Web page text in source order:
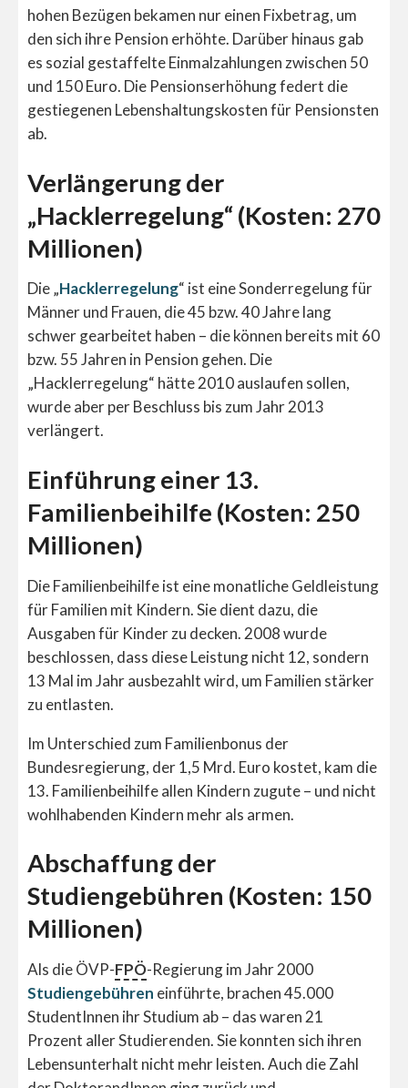
hohen Bezügen bekamen nur einen Fixbetrag, um
den sich ihre Pension erhöhte. Darüber hinaus gab
es sozial gestaffelte Einmalzahlungen zwischen 50
und 150 Euro. Die Pensionserhöhung federt die
gestiegenen Lebenshaltungskosten für Pensionsten
ab.
Verlängerung der
„Hacklerregelung“ (Kosten: 270
Millionen)
Die „Hacklerregelung“ ist eine Sonderregelung für
Männer und Frauen, die 45 bzw. 40 Jahre lang
schwer gearbeitet haben – die können bereits mit 60
bzw. 55 Jahren in Pension gehen. Die
„Hacklerregelung“ hätte 2010 auslaufen sollen,
wurde aber per Beschluss bis zum Jahr 2013
verlängert.
Einführung einer 13.
Familienbeihilfe (Kosten: 250
Millionen)
Die Familienbeihilfe ist eine monatliche Geldleistung
für Familien mit Kindern. Sie dient dazu, die
Ausgaben für Kinder zu decken. 2008 wurde
beschlossen, dass diese Leistung nicht 12, sondern
13 Mal im Jahr ausbezahlt wird, um Familien stärker
zu entlasten.
Im Unterschied zum Familienbonus der
Bundesregierung, der 1,5 Mrd. Euro kostet, kam die
13. Familienbeihilfe allen Kindern zugute – und nicht
wohlhabenden Kindern mehr als armen.
Abschaffung der
Studiengebühren (Kosten: 150
Millionen)
Als die ÖVP-FPÖ-Regierung im Jahr 2000
Studiengebühren einführte, brachen 45.000
StudentInnen ihr Studium ab – das waren 21
Prozent aller Studierenden. Sie konnten sich ihren
Lebensunterhalt nicht mehr leisten. Auch die Zahl